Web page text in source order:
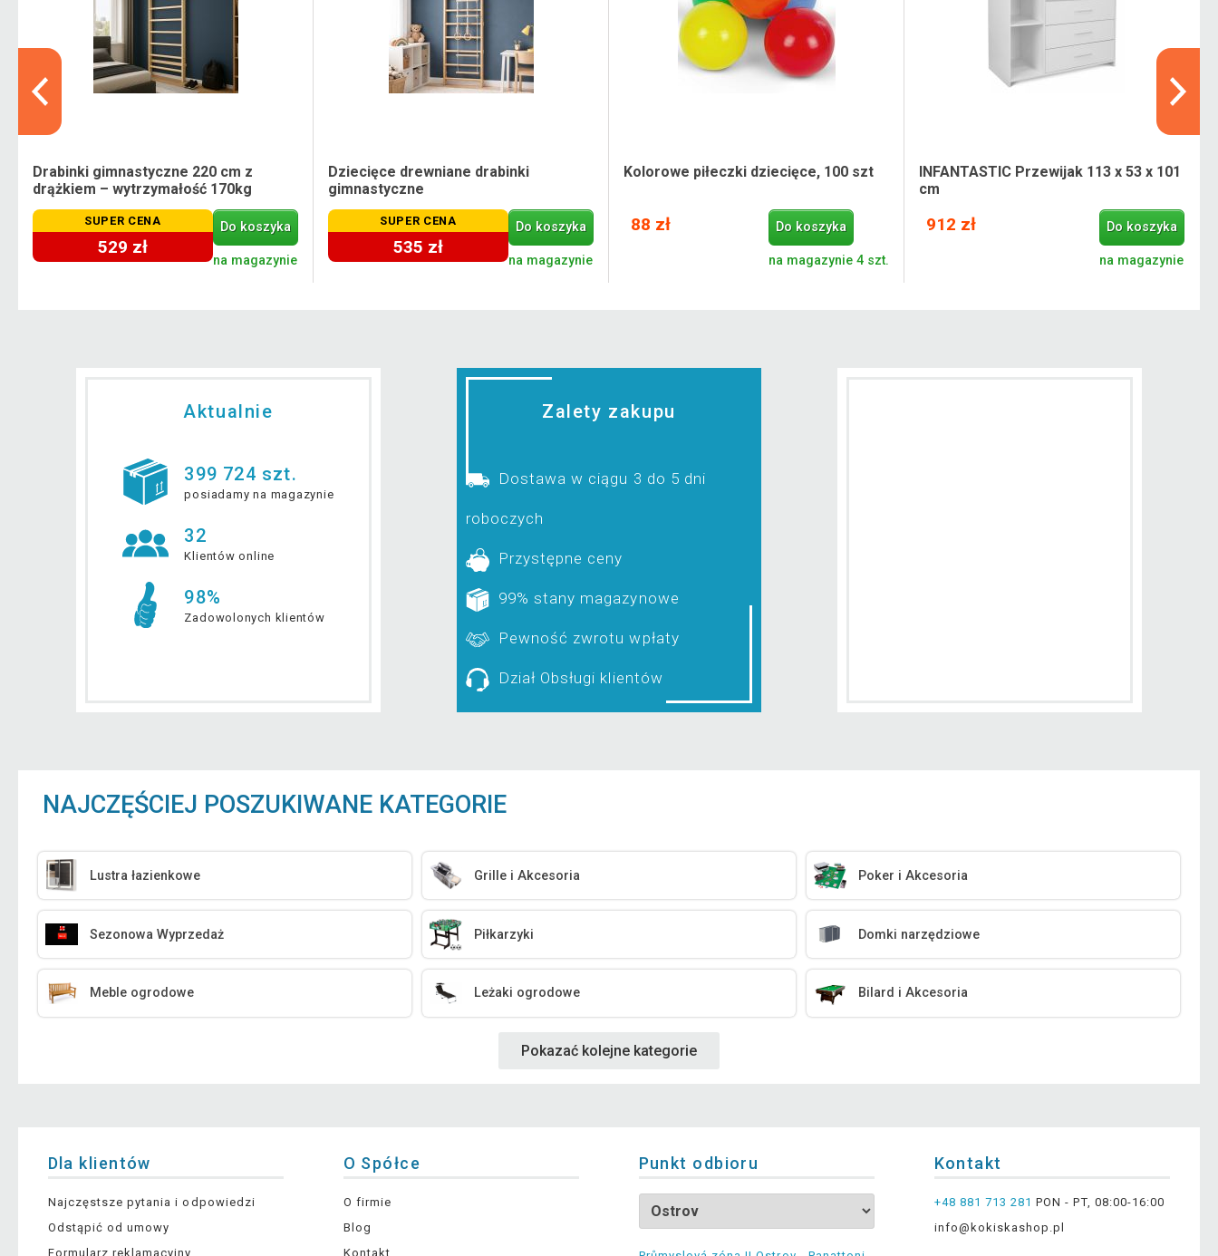
Drabinki gimnastyczne 220 cm z
drążkiem – wytrzymałość 170kg
SUPER CENA
529 zł
Do koszyka
na magazynie
Dziecięce drewniane drabinki
gimnastyczne
SUPER CENA
535 zł
Do koszyka
na magazynie
Kolorowe piłeczki dziecięce, 100 szt
88 zł Do koszyka
na magazynie 4 szt.
INFANTASTIC Przewijak 113 x 53 x 101
cm
912 zł Do koszyka
na magazynie
Aktualnie
399 724 szt.
posiadamy na magazynie
32
Klientów online
98%
Zadowolonych klientów
Zalety zakupu
Dostawa w ciągu 3 do 5 dni
roboczych
Przystępne ceny
99% stany magazynowe
Pewność zwrotu wpłaty
Dział Obsługi klientów
NAJCZĘŚCIEJ POSZUKIWANE KATEGORIE
Lustra łazienkowe Grille i Akcesoria Poker i Akcesoria
Sezonowa Wyprzedaż Piłkarzyki Domki narzędziowe
Meble ogrodowe Leżaki ogrodowe Bilard i Akcesoria
Pokazać kolejne kategorie
Dla klientów
Najczęstsze pytania i odpowiedzi
Odstąpić od umowy
Formularz reklamacyjny
O Spółce
O firmie
Blog
Kontakt
Punkt odbioru Kontakt
+48 881 713 281 PON - PT, 08:00-16:00
info@kokiskashop.pl